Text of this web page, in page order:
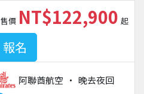
阿聯酋航空 晚去夜回
售價 NT$122,900 起
報名